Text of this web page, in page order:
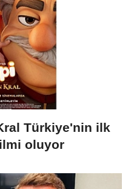
Türkiye'nin ilk
oluyor